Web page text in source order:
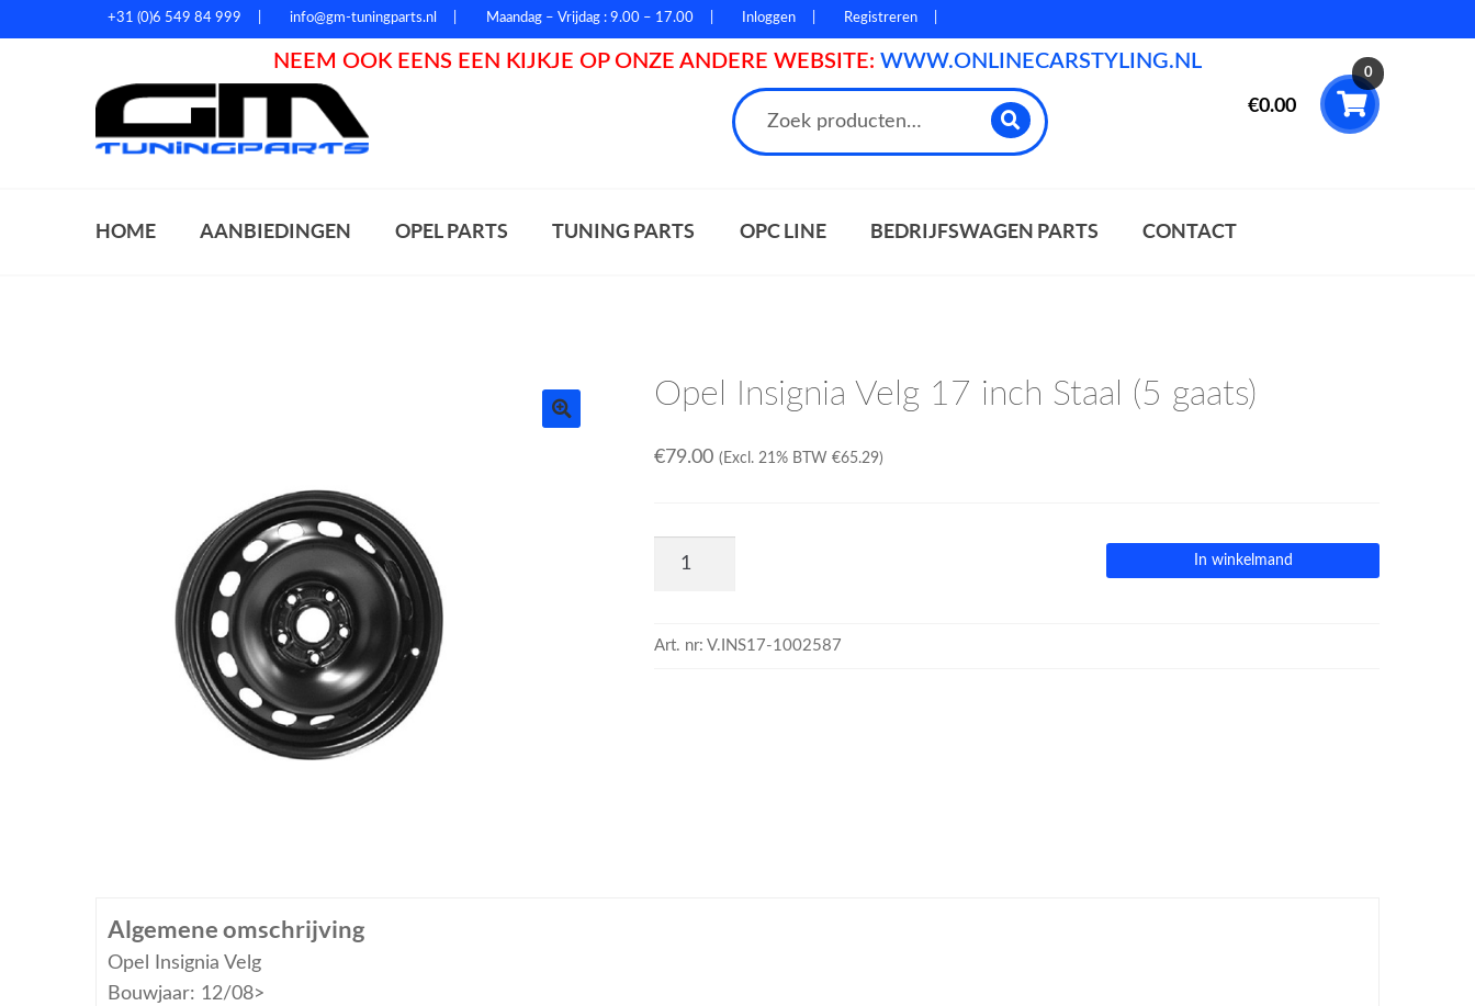
+31 (0)6 549 84 999 info@gm-tuningparts.nl Maandag – Vrijdag : 9.00 – 17.00 Inloggen Registreren
NEEM OOK EENS EEN KIJKJE OP ONZE ANDERE WEBSITE: WWW.ONLINECARSTYLING.NL
€0.00
0
HOME AANBIEDINGEN OPEL PARTS TUNING PARTS OPC LINE BEDRIJFSWAGEN PARTS CONTACT
Opel Insignia Velg 17 inch Staal (5 gaats)
€79.00 (Excl. 21% BTW €65.29)
In winkelmand
Art. nr: V.INS17-1002587
Algemene omschrijving
Opel Insignia Velg
Bouwjaar: 12/08>